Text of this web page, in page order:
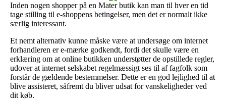
Inden nogen shopper på en Mater butik kan man til hver en tid
tage stilling til e-shoppens betingelser, men det er normalt ikke
særlig interessant.
Et nemt alternativ kunne måske være at undersøge om internet
forhandleren er e-mærke godkendt, fordi det skulle være en
erklæring om at online butikken understøtter de opstillede regler,
udover at internet selskabet regelmæssigt ses til af fagfolk som
forstår de gældende bestemmelser. Dette er en god lejlighed til at
blive assisteret, såfremt du bliver udsat for vanskeligheder ved
dit køb.